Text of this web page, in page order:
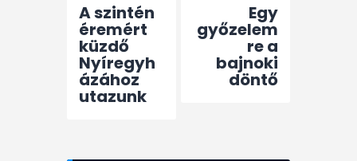
A szintén
éremért
küzdő
Nyíregyh
ázához
utazunk
Egy
győzelem
re a
bajnoki
döntő